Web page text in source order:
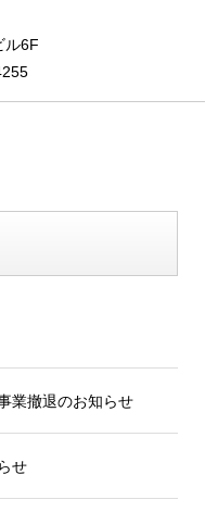
ル6F
業撤退のお知らせ
せ